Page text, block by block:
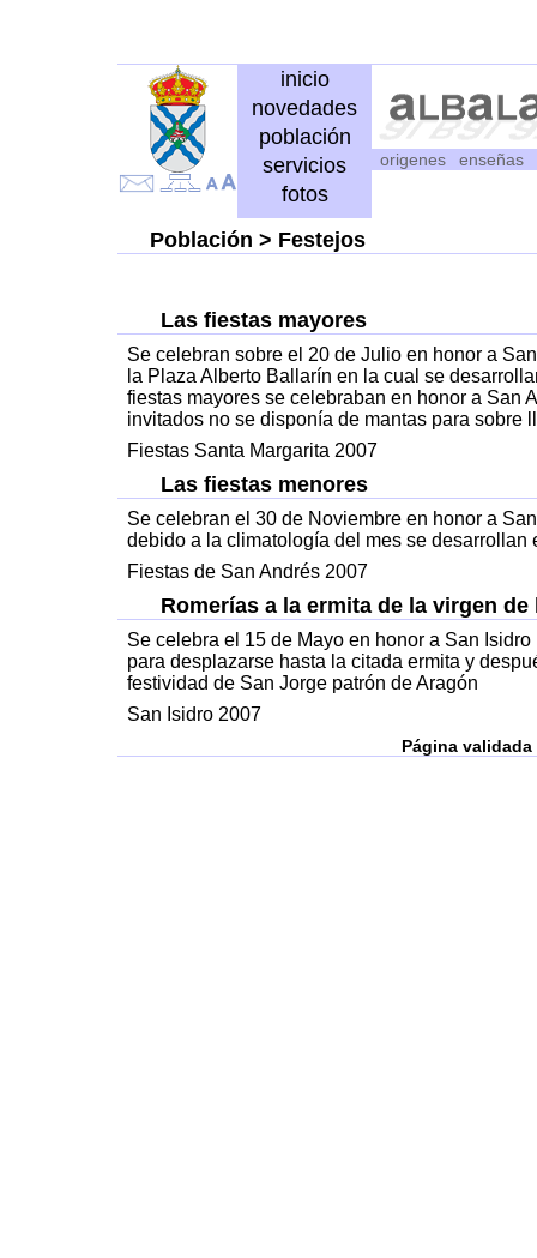
inicio
novedades
población
servicios
fotos
origenes enseñas
Población > Festejos
Las fiestas mayores
Se celebran sobre el 20 de Julio en honor a
la Plaza Alberto Ballarín en la cual se
fiestas mayores se celebraban en honor a San
invitados no se disponía de mantas para sobre
Fiestas Santa Margarita 2007
Las fiestas menores
Se celebran el 30 de Noviembre en honor a
debido a la climatología del mes se
Fiestas de San Andrés 2007
Romerías a la ermita de la virgen de
Se celebra el 15 de Mayo en honor a San
para desplazarse hasta la citada ermita y
festividad de San Jorge patrón de Aragón
San Isidro 2007
Página validada